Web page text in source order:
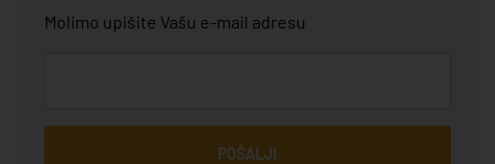
Molimo upišite Vašu e-mail adresu
POŠALJI